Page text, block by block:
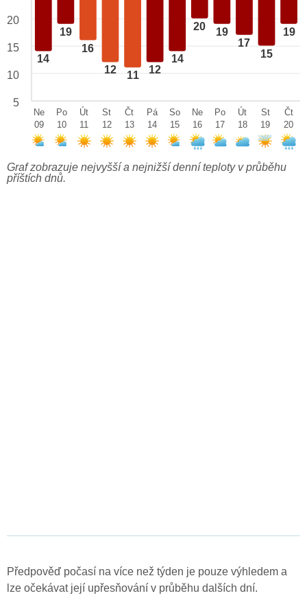
14
19
16
12 11 12
14
20 19
17
15
19
20
15
10
5
Ne
09
Po
10
Út
11
St
12
Čt
13
Pá
14
So
15
Ne
16
Po
17
Út
18
St
19
Čt
20
Graf zobrazuje nejvyšší a nejnižší denní teploty v průběhu
příštích dnů.
Předpověď počasí na více než týden je pouze výhledem a
lze očekávat její upřesňování v průběhu dalších dní.